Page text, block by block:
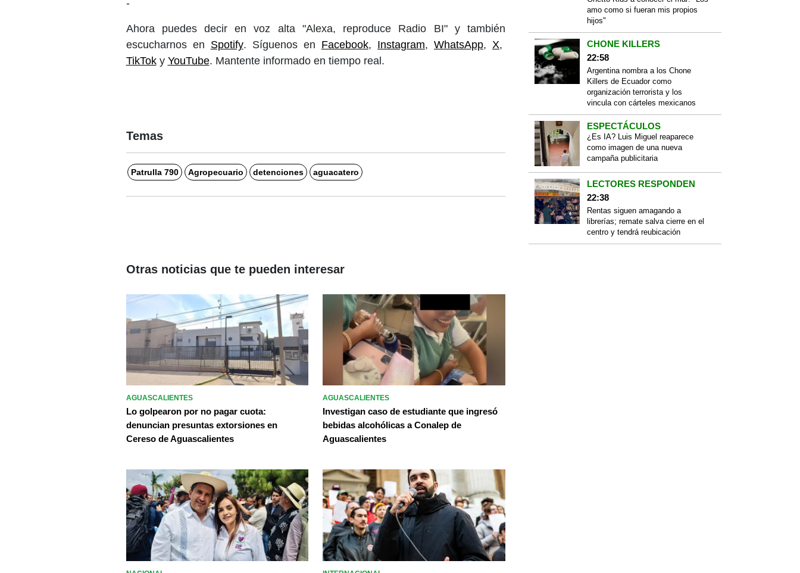
-
Ahora puedes decir en voz alta "Alexa, reproduce Radio BI" y también
escucharnos en Spotify. Síguenos en Facebook, Instagram, WhatsApp, X,
TikToky YouTube. Mantente informado en tiempo real.
Temas
Patrulla 790 Agropecuario detenciones aguacatero
amo como si fueran mis propios
hijos"
CHONE KILLERS
22:58
Argentina nombra a los Chone
Killers de Ecuador como
organización terrorista y los
vincula con cárteles mexicanos
ESPECTÁCULOS
¿Es IA? Luis Miguel reaparece
como imagen de una nueva
campaña publicitaria
LECTORES RESPONDEN
22:38
Rentas siguen amagando a
librerías; remate salva cierre en el
centro y tendrá reubicación
Otras noticias que te pueden interesar
AGUASCALIENTES
Lo golpearon por no pagar cuota:
denuncian presuntas extorsiones en
Cereso de Aguascalientes
AGUASCALIENTES
Investigan caso de estudiante que ingresó
bebidas alcohólicas a Conalep de
Aguascalientes